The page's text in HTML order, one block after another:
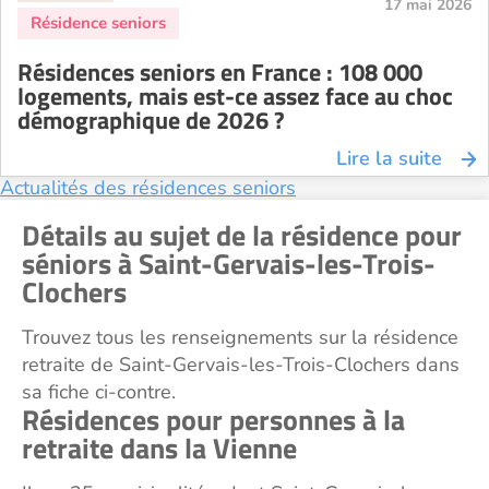
17 mai 2026
Résidences seniors en France : 108 000
logements, mais est-ce assez face au choc
démographique de 2026 ?
Lire la suite
Actualités des résidences seniors
Détails au sujet de la résidence pour
séniors à Saint-Gervais-les-Trois-
Clochers
Trouvez tous les renseignements sur la résidence
retraite de Saint-Gervais-les-Trois-Clochers dans
sa fiche ci-contre.
Résidences pour personnes à la
retraite dans la Vienne